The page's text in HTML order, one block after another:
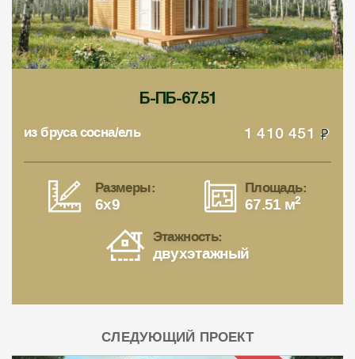
Б-ПБ-67.51
из бруса сосна/ель 1 410 451
Размеры:
6x9
Площадь:
67.51 м2
Этажность:
двухэтажный
СЛЕДУЮЩИЙ ПРОЕКТ